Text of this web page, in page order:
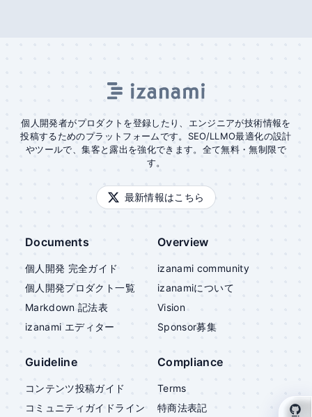
個人開発者がプロダクトを登録したり、エンジニアが技術情報を
投稿するためのプラットフォームです。SEO/LLMO最適化の設計
やツールで、集客と露出を強化できます。全て無料・無制限で
す。
最新情報はこちら
Documents
個人開発 完全ガイド
個人開発プロダクト一覧
Markdown 記法表
izanami エディター
Overview
izanami community
izanamiについて
Vision
Sponsor募集
Guideline
コンテンツ投稿ガイド
コミュニティガイドライン
Compliance
Terms
特商法表記